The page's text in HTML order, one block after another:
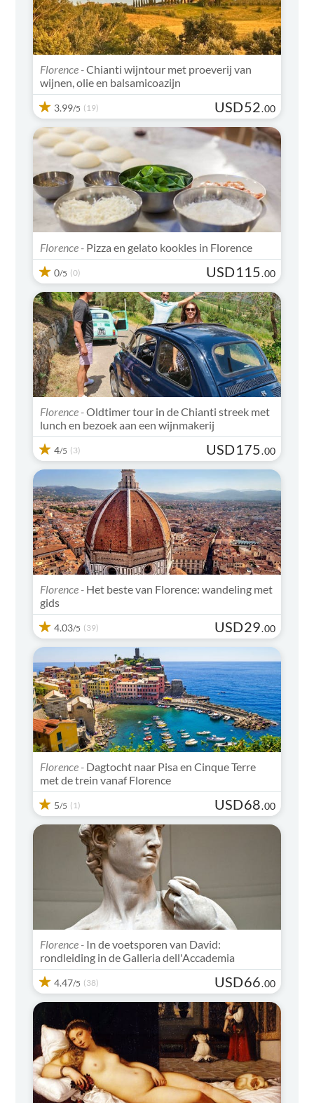
Florence -Chianti wijntour met proeverij van
wijnen, olie en balsamicoazijn
3.99/5 (19) USD52.00
Florence - Pizza en gelato kookles in Florence
0/5 (0) USD115.00
Florence -Oldtimer tour in de Chianti streek met
lunch en bezoek aan een wijnmakerij
4/5 (3) USD175.00
Florence - Het beste van Florence: wandeling met
gids
4.03/5 (39) USD29.00
Florence - Dagtocht naar Pisa en Cinque Terre
met de trein vanaf Florence
5/5 (1) USD68.00
Florence - In de voetsporen van David:
rondleiding in de Galleria dell'Accademia
4.47/5 (38) USD66.00